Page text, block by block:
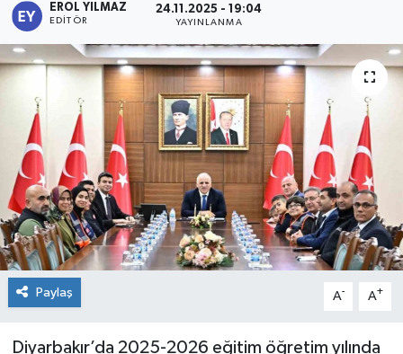
EROL YILMAZ
EDITÖR
24.11.2025 - 19:04
YAYINLANMA
Paylaş A- A+
Diyarbakır’da 2025-2026 eğitim öğretim yılında
GÜNDEM
KARLIOVA
KİĞI
MERKEZ
RESMİ İLANLAR
SAĞLIK
Son Dakika Haberleri
Haber Arşivi